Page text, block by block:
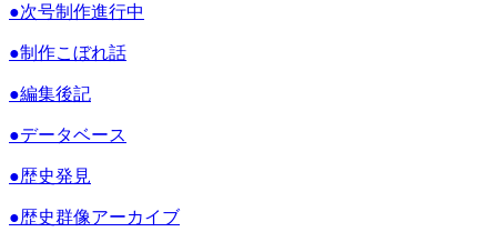
●次号制作進行中
●制作こぼれ話
●編集後記
●データベース
●歴史発見
●歴史群像アーカイブ